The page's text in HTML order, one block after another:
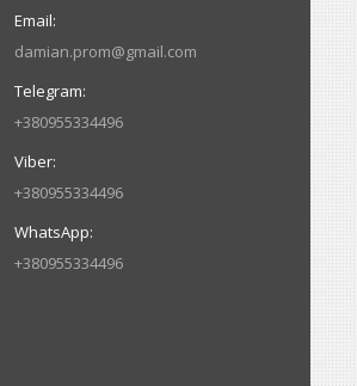
damian.prom@gmail.com
+380955334496
+380955334496
+380955334496